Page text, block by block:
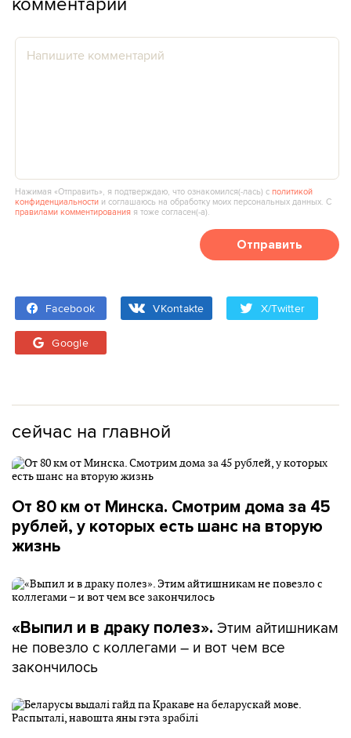
Нажимая «Отправить», я подтверждаю, что ознакомился(‑лась) сполитикой
конфиденциальности и соглашаюсь на обработку моих персональных данных. С
правилами комментирования я тоже согласен(‑а).
Отправить
Facebook VKontakte X/Twitter
Google
сейчас на главной
От 80 км от Минска. Смотрим дома за 45
рублей, у которых есть шанс на вторую
жизнь
«Выпил и в драку полез». Этим айтишникам
не повезло с коллегами – и вот чем все
закончилось